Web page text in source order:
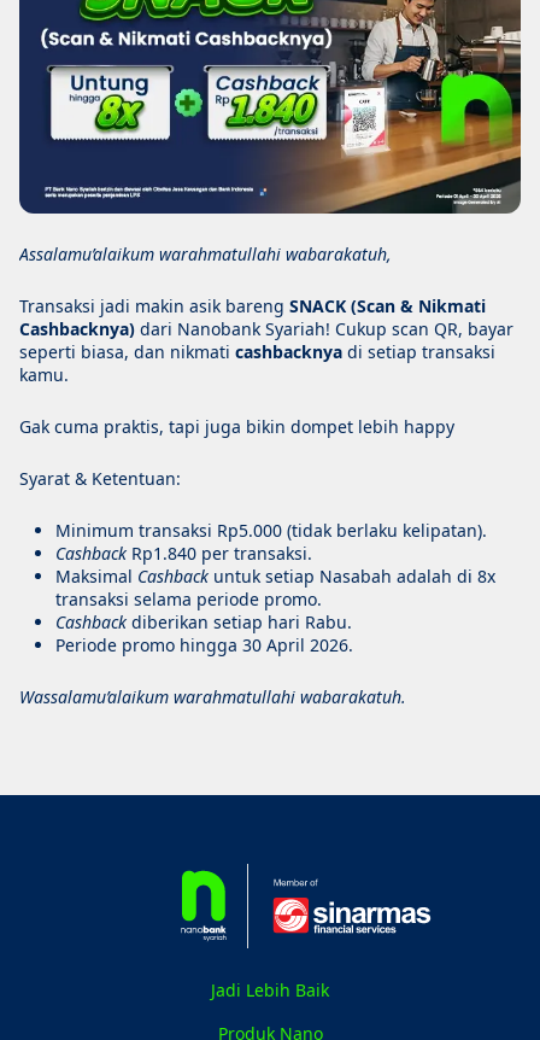
Assalamu’alaikum warahmatullahi wabarakatuh,
Transaksi jadi makin asik bareng SNACK (Scan & Nikmati
Cashbacknya) dari Nanobank Syariah! Cukup scan QR, bayar
seperti biasa, dan nikmati cashbacknya di setiap transaksi
kamu.
Gak cuma praktis, tapi juga bikin dompet lebih happy
Syarat & Ketentuan:
Minimum transaksi Rp5.000 (tidak berlaku kelipatan).
Cashback Rp1.840 per transaksi.
Maksimal Cashback untuk setiap Nasabah adalah di 8x
transaksi selama periode promo.
Cashback diberikan setiap hari Rabu.
Periode promo hingga 30 April 2026.
Wassalamu’alaikum warahmatullahi wabarakatuh.
Jadi Lebih Baik
Produk Nano